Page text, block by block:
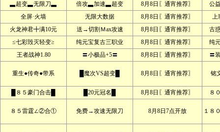
▃超变▃无限刀▃ 倍攻▃加速▃超变 8月8日〖通宵推荐〗
公
全屏·火墙
无限大数据 8月8日〖通宵推荐〗
上
火龙神君╋满10元
送→切割Ｍax攻速 8月8日〖通宵推荐〗
古
≤七彩毁灭轻变≥
纯元宝复古三职业 8月8日〖通宵推荐〗
纯
王者战神1.80
〓小极品+5〓 8月8日〖通宵推荐〗 〓
重生●传奇●带系 █魔次VS超变█ 8月8日〖通宵推荐〗 铭
█８５豪门合击█ █20元冠名█ 8月8日〖通宵推荐〗 ８
８５雷霆∠②合① 免费→攻速无限刀 8月8日7点开放 １８